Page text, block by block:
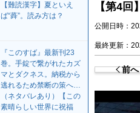
【第4回】
公開日時：
最終更新：
前へ
【難読漢字】夏といえ
ば“蕣”。読み方は？
『このすば』最新刊23
巻。手錠で繋がれたカズ
マとダクネス。納税から
逃れるため禁断の策へ…
（ネタバレあり）【この
素晴らしい世界に祝福